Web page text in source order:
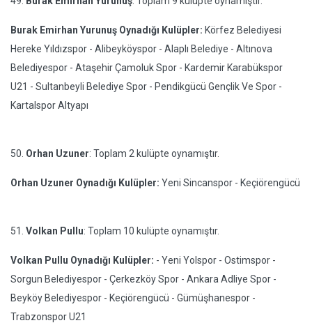
Burak Emirhan Yurunuş Oynadığı Kulüpler: Körfez Belediyesi
Hereke Yıldızspor - Alibeyköyspor - Alaplı Belediye - Altınova
Belediyespor - Ataşehir Çamoluk Spor - Kardemir Karabükspor
U21 - Sultanbeyli Belediye Spor - Pendikgücü Gençlik Ve Spor -
Kartalspor Altyapı
50. Orhan Uzuner: Toplam 2 kulüpte oynamıştır.
Orhan Uzuner Oynadığı Kulüpler: Yeni Sincanspor - Keçiörengücü
51. Volkan Pullu: Toplam 10 kulüpte oynamıştır.
Volkan Pullu Oynadığı Kulüpler: - Yeni Yolspor - Ostimspor -
Sorgun Belediyespor - Çerkezköy Spor - Ankara Adliye Spor -
Beyköy Belediyespor - Keçiörengücü - Gümüşhanespor -
Trabzonspor U21